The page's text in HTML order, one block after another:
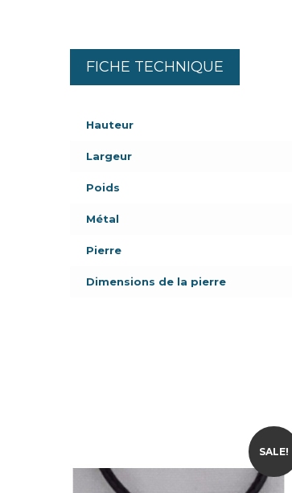
FICHE TECHNIQUE
Hauteur
Largeur
Poids
Métal
Pierre
Dimensions de la pierre
SALE!